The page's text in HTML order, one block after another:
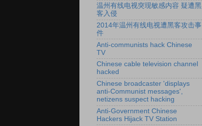
温州有线电视突现敏感内容 疑遭黑
客入侵
2014年温州有线电视遭黑客攻击事
件
Anti-communists hack Chinese
TV
Chinese cable television channel
hacked
Chinese broadcaster 'displays
anti-Communist messages',
netizens suspect hacking
Anti-Government Chinese
Hackers Hijack TV Station